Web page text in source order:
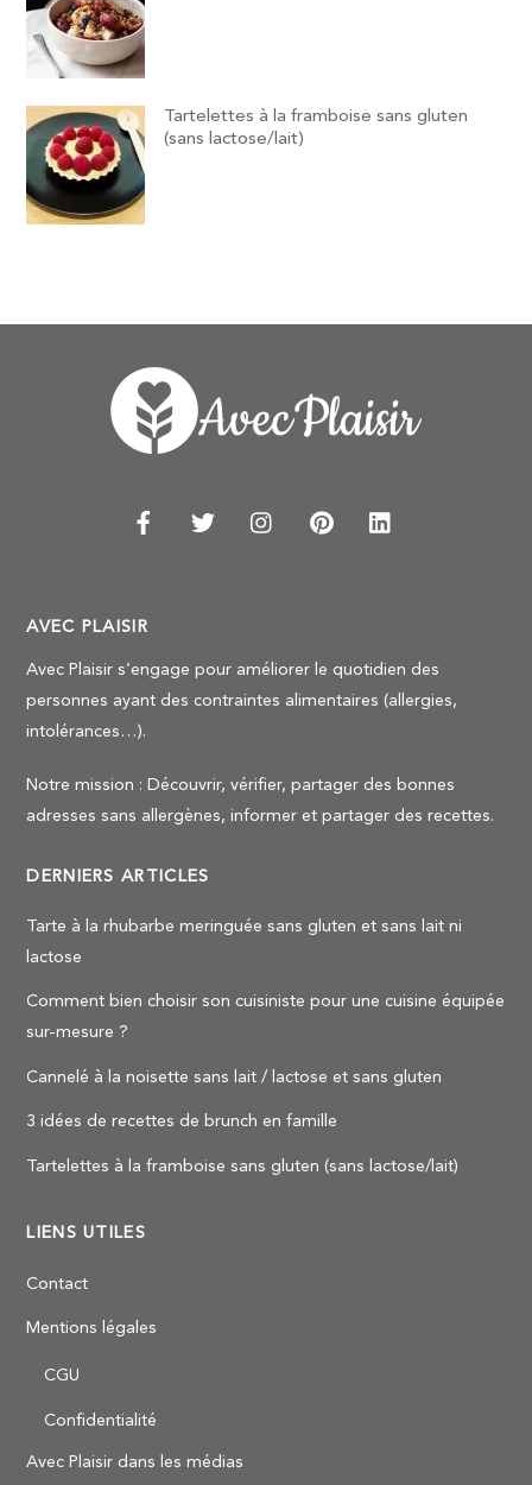
Tartelettes à la framboise sans gluten
(sans lactose/lait)
AVEC PLAISIR
Avec Plaisir s’engage pour améliorer le quotidien des
personnes ayant des contraintes alimentaires (allergies,
intolérances…).
Notre mission : Découvrir, vérifier, partager des bonnes
adresses sans allergènes, informer et partager des recettes.
DERNIERS ARTICLES
Tarte à la rhubarbe meringuée sans gluten et sans lait ni
lactose
Comment bien choisir son cuisiniste pour une cuisine équipée
sur-mesure ?
Cannelé à la noisette sans lait / lactose et sans gluten
3 idées de recettes de brunch en famille
Tartelettes à la framboise sans gluten (sans lactose/lait)
LIENS UTILES
Contact
Mentions légales
CGU
Confidentialité
Avec Plaisir dans les médias